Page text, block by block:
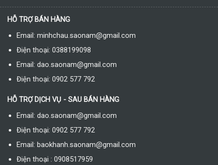
HỖ TRỢ BÁN HÀNG
Email: minhchau.saonam@gmail.com
Điện thoại: 0388199098
Email: dao.saonam@gmail.com
Điện thoại: 0902 577 792
HỖ TRỢ DỊCH VỤ - SAU BÁN HÀNG
Email: dao.saonam@gmail.com
Điện thoại: 0902 577 792
Email: baokhanh.saonam@gmail.com
Điện thoại : 0908517959